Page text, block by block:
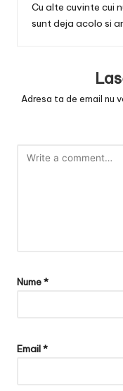
Cu alte cuvinte cui
sunt deja acolo si
Adresa ta de email nu
Nume*
Email*